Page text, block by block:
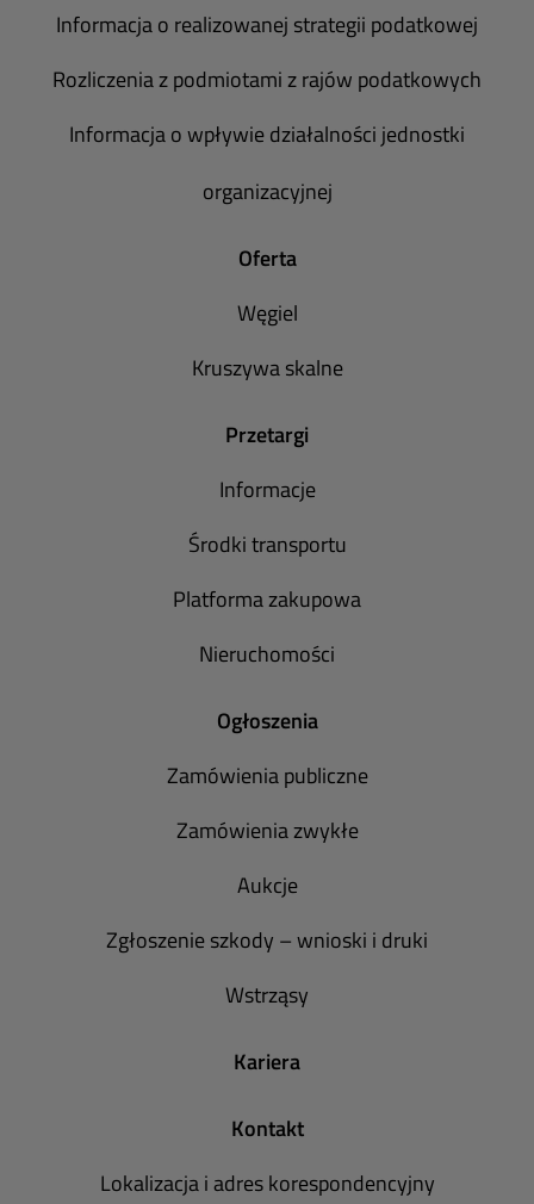
Informacja o realizowanej strategii podatkowej
Rozliczenia z podmiotami z rajów podatkowych
Informacja o wpływie działalności jednostki
organizacyjnej
Oferta
Węgiel
Kruszywa skalne
Przetargi
Informacje
Środki transportu
Platforma zakupowa
Nieruchomości
Ogłoszenia
Zamówienia publiczne
Zamówienia zwykłe
Aukcje
Zgłoszenie szkody – wnioski i druki
Wstrząsy
Kariera
Kontakt
Lokalizacja i adres korespondencyjny